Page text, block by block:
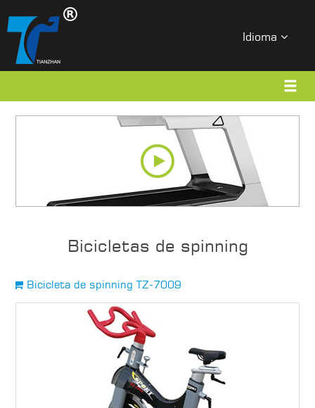
Idioma
Bicicletas de spinning
Bicicleta de spinning TZ-7009